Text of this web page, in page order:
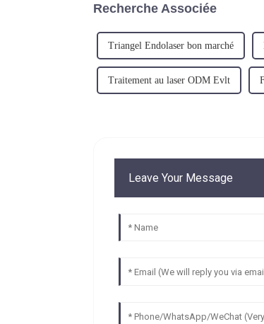
Recherche Associée
Triangel Endolaser bon marché
Traitement au laser ODM Evlt
Leave Your Message